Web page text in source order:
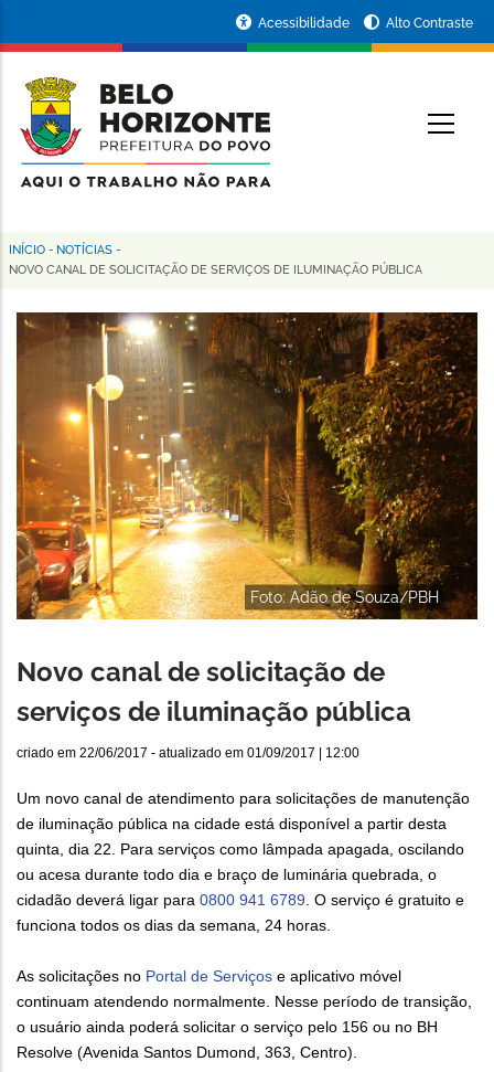
conteúdo
principal
da
Prefeitura
de
Horizonte
Acessibilidade Alto Contraste
Trilha
navegação
INÍCIO - NOTÍCIAS -
NOVO CANAL DE SOLICITAÇÃO DE SERVIÇOS DE ILUMINAÇÃO PÚBLICA
Foto: Adão de Souza/PBH
Novo canal de solicitação de
serviços de iluminação pública
criado em 22/06/2017 - atualizado em 01/09/2017 | 12:00
Um novo canal de atendimento para solicitações de manutenção
de iluminação pública na cidade está disponível a partir desta
quinta, dia 22. Para serviços como lâmpada apagada, oscilando
ou acesa durante todo dia e braço de luminária quebrada, o
cidadão deverá ligar para 0800 941 6789. O serviço é gratuito e
funciona todos os dias da semana, 24 horas.
As solicitações no Portal de Serviços e aplicativo móvel
continuam atendendo normalmente. Nesse período de transição,
o usuário ainda poderá solicitar o serviço pelo 156 ou no BH
Resolve (Avenida Santos Dumond, 363, Centro).